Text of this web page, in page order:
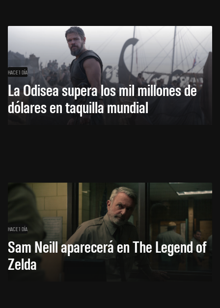
HACE 1 DÍA
La Odisea supera los mil millones de
dólares en taquilla mundial
HACE 1 DÍA
Sam Neill aparecerá en The Legend of
Zelda